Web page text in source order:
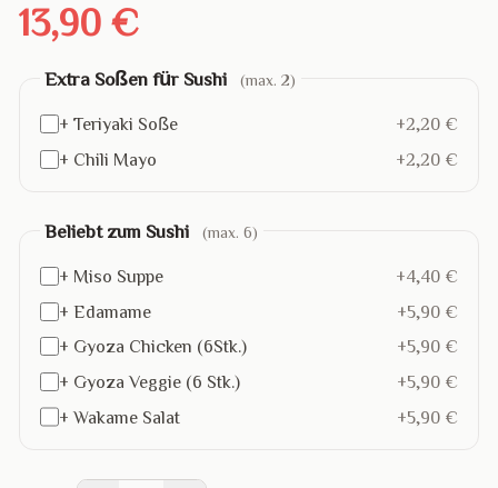
13,90 €
Extra Soßen für Sushi (max. 2)
+ Teriyaki Soße
+2,20 €
+ Chili Mayo
+2,20 €
Beliebt zum Sushi (max. 6)
+ Miso Suppe
+4,40 €
+ Edamame
+5,90 €
+ Gyoza Chicken (6Stk.)
+5,90 €
+ Gyoza Veggie (6 Stk.)
+5,90 €
+ Wakame Salat
+5,90 €